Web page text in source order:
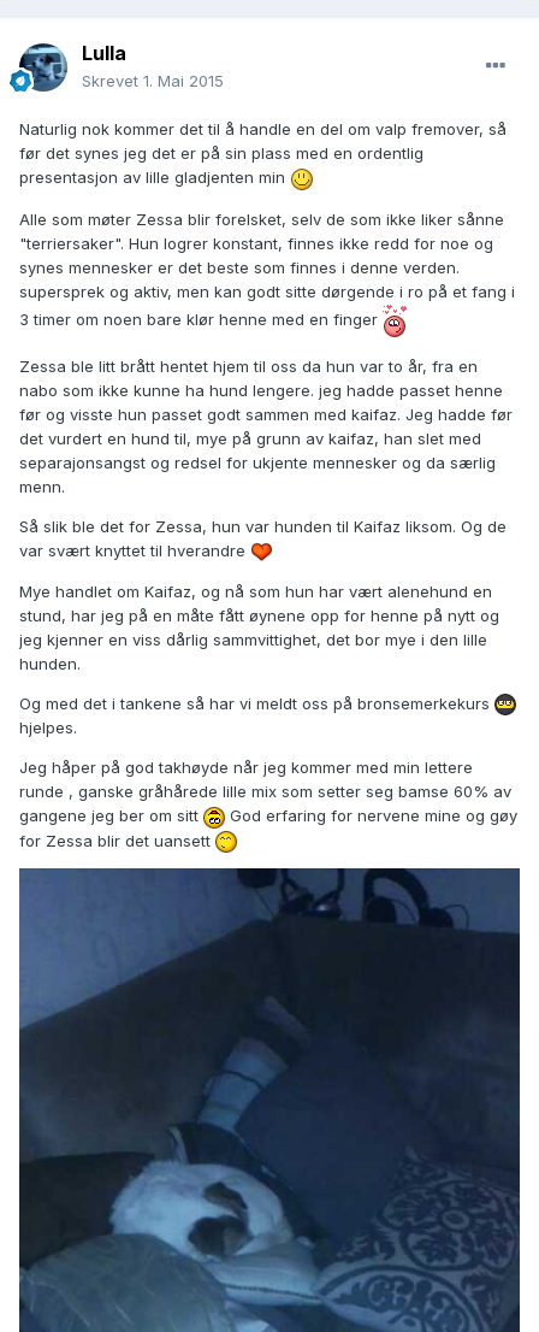
Lulla
Skrevet 1. Mai 2015
Naturlig nok kommer det til å handle en del om valp fremover, så
før det synes jeg det er på sin plass med en ordentlig
presentasjon av lille gladjenten min
Alle som møter Zessa blir forelsket, selv de som ikke liker sånne
"terriersaker". Hun logrer konstant, finnes ikke redd for noe og
synes mennesker er det beste som finnes i denne verden.
supersprek og aktiv, men kan godt sitte dørgende i ro på et fang i
3 timer om noen bare klør henne med en finger
Zessa ble litt brått hentet hjem til oss da hun var to år, fra en
nabo som ikke kunne ha hund lengere. jeg hadde passet henne
før og visste hun passet godt sammen med kaifaz. Jeg hadde før
det vurdert en hund til, mye på grunn av kaifaz, han slet med
separajonsangst og redsel for ukjente mennesker og da særlig
menn.
Så slik ble det for Zessa, hun var hunden til Kaifaz liksom. Og de
var svært knyttet til hverandre
Mye handlet om Kaifaz, og nå som hun har vært alenehund en
stund, har jeg på en måte fått øynene opp for henne på nytt og
jeg kjenner en viss dårlig sammvittighet, det bor mye i den lille
hunden.
Og med det i tankene så har vi meldt oss på bronsemerkekurs
hjelpes.
Jeg håper på god takhøyde når jeg kommer med min lettere
runde , ganske gråhårede lille mix som setter seg bamse 60% av
gangene jeg ber om sitt
God erfaring for nervene mine og gøy
for Zessa blir det uansett